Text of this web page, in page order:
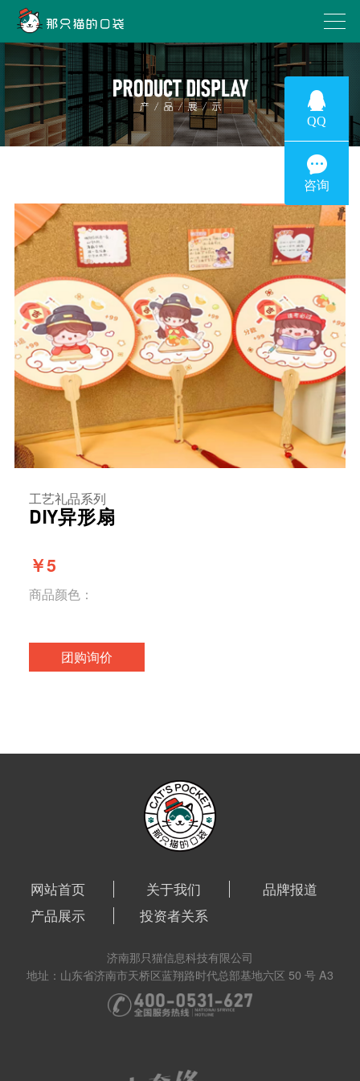
工艺礼品系列
DIY异形扇
￥5
商品颜色：
团购询价
网站首页 关于我们
品牌报道
产品展示
投资者关系
济南那只猫信息科技有限公司
地址：山东省济南市天桥区蓝翔路时代总部基地六区 50 号 A3